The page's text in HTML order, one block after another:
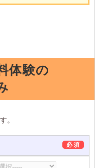
体験の
。
必須